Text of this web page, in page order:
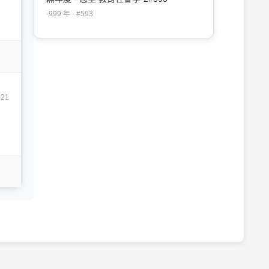
-999 年 · #593